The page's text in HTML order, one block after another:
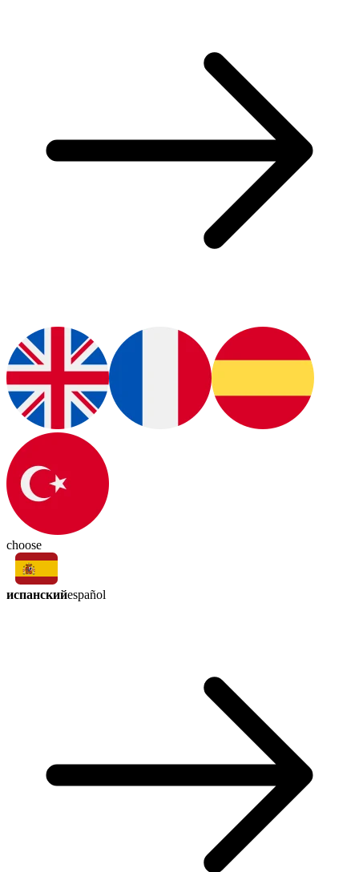
choose
испанскийespañol